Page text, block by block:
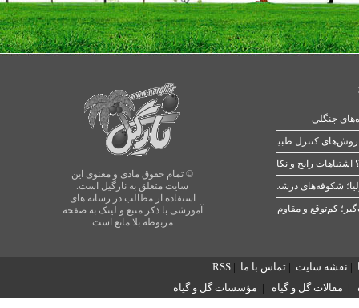
© تمام حقوق مادی و معنوی این
سایت متعلق به نارگیل است.
استفاده از مطالب در رسانه های
آموزشی با ذکر منبع و لینک به صفحه
مربوطه بلا مانع است
جنگلی
رایج و نکات طلایی
شکوفه‌های درشت در بهار
| نقشه سایت | تماس با ما |
RSS
| مقالات گل و گیاه | مؤسسات گل و گیاه